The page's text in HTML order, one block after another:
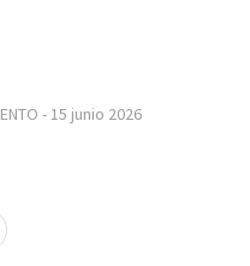
- 15 junio 2026